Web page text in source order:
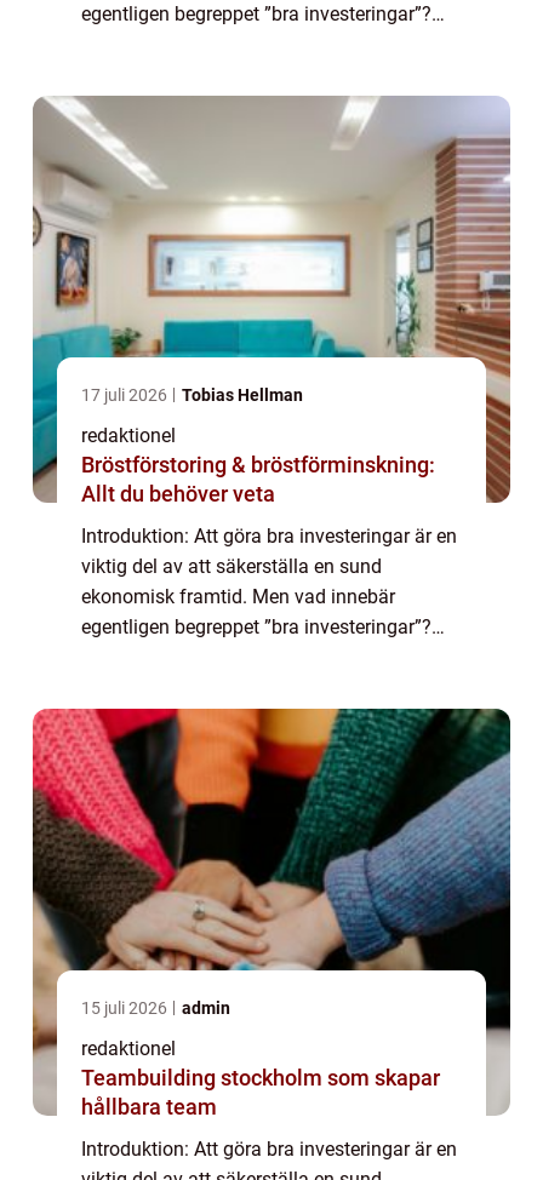
egentligen begreppet ”bra investeringar”?
17 juli 2026 Tobias Hellman
redaktionel
Bröstförstoring & bröstförminskning:
Allt du behöver veta
Introduktion: Att göra bra investeringar är en
viktig del av att säkerställa en sund
ekonomisk framtid. Men vad innebär
egentligen begreppet ”bra investeringar”?
15 juli 2026 admin
redaktionel
Teambuilding stockholm som skapar
hållbara team
Introduktion: Att göra bra investeringar är en